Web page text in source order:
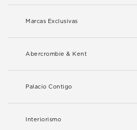
Marcas Exclusivas
Abercrombie & Kent
Palacio Contigo
Interiorismo